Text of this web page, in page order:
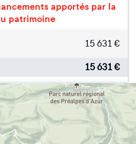
apportés par la
patrimoine
15 631 €
15 631€